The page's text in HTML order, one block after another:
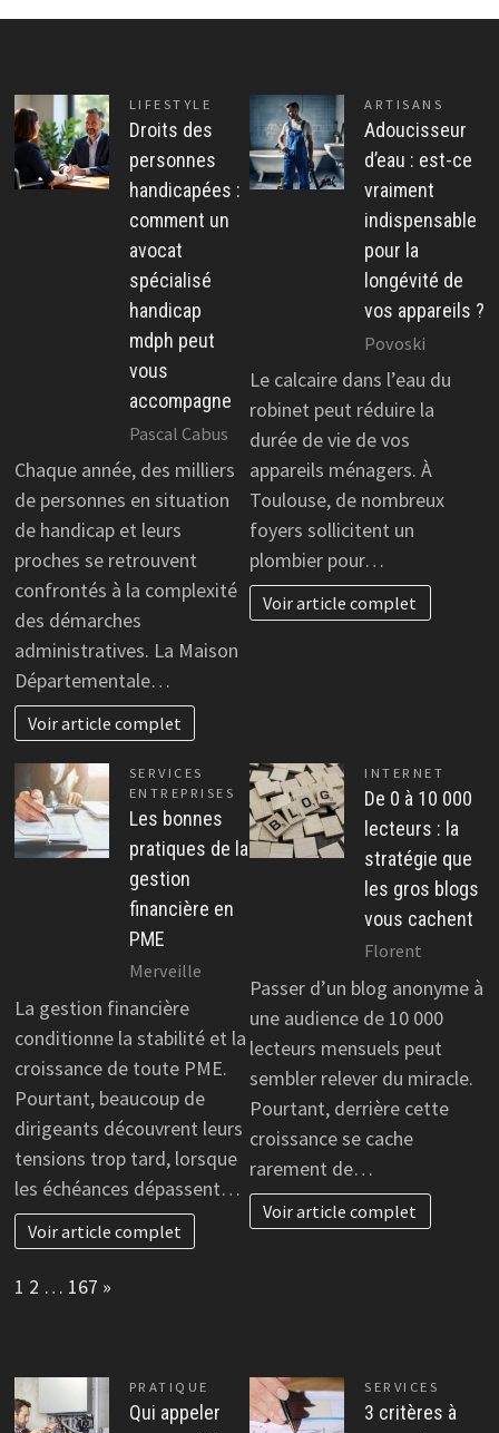
LIFESTYLE
Droits des
personnes
handicapées :
comment un
avocat
spécialisé
handicap
mdph peut
vous
accompagne
Pascal Cabus
Chaque année, des milliers
de personnes en situation
de handicap et leurs
proches se retrouvent
confrontés à la complexité
des démarches
administratives. La Maison
Départementale…
Voir article complet
ARTISANS
Adoucisseur
d’eau : est-ce
vraiment
indispensable
pour la
longévité de
vos appareils ?
Povoski
Le calcaire dans l’eau du
robinet peut réduire la
durée de vie de vos
appareils ménagers. À
Toulouse, de nombreux
foyers sollicitent un
plombier pour…
Voir article complet
SERVICES
ENTREPRISES
Les bonnes
pratiques de la
gestion
financière en
PME
Merveille
La gestion financière
conditionne la stabilité et la
croissance de toute PME.
Pourtant, beaucoup de
dirigeants découvrent leurs
tensions trop tard, lorsque
les échéances dépassent…
Voir article complet
INTERNET
De 0 à 10 000
lecteurs : la
stratégie que
les gros blogs
vous cachent
Florent
Passer d’un blog anonyme à
une audience de 10 000
lecteurs mensuels peut
sembler relever du miracle.
Pourtant, derrière cette
croissance se cache
rarement de…
Voir article complet
Page:
1 2 … 167 Next
»
PRATIQUE
Qui appeler
SERVICES
3 critères à